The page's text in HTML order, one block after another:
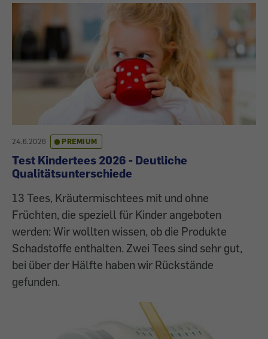
24.6.2026 PREMIUM
Test Kindertees 2026 - Deutliche
Qualitätsunterschiede
13 Tees, Kräutermischtees mit und ohne
Früchten, die speziell für Kinder angeboten
werden: Wir wollten wissen, ob die Produkte
Schadstoffe enthalten. Zwei Tees sind sehr gut,
bei über der Hälfte haben wir Rückstände
gefunden.